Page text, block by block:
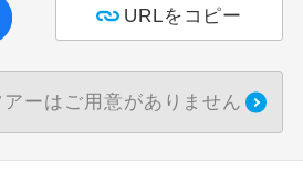
URLをコピー
アーはご用意がありません
ひとり様でバス席を2席利⽤できま
。